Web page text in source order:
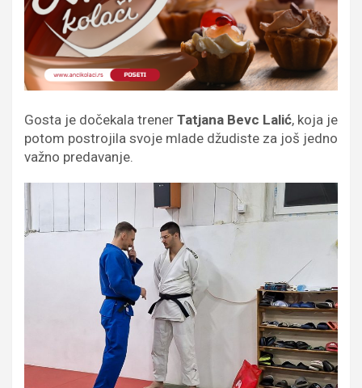
Gosta je dočekala trener Tatjana Bevc Lalić, koja je
potom postrojila svoje mlade džudiste za još jedno
važno predavanje.